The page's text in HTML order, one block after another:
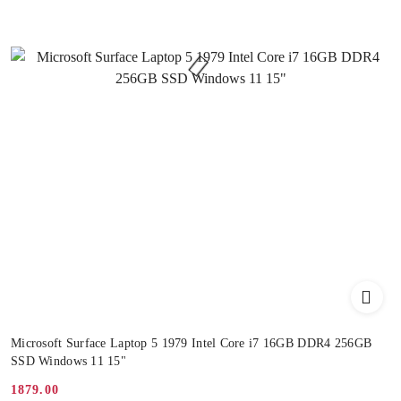
Microsoft Surface Laptop 5 1979 Intel Core i7 16GB DDR4 256GB
SSD Windows 11 15"
1879.00